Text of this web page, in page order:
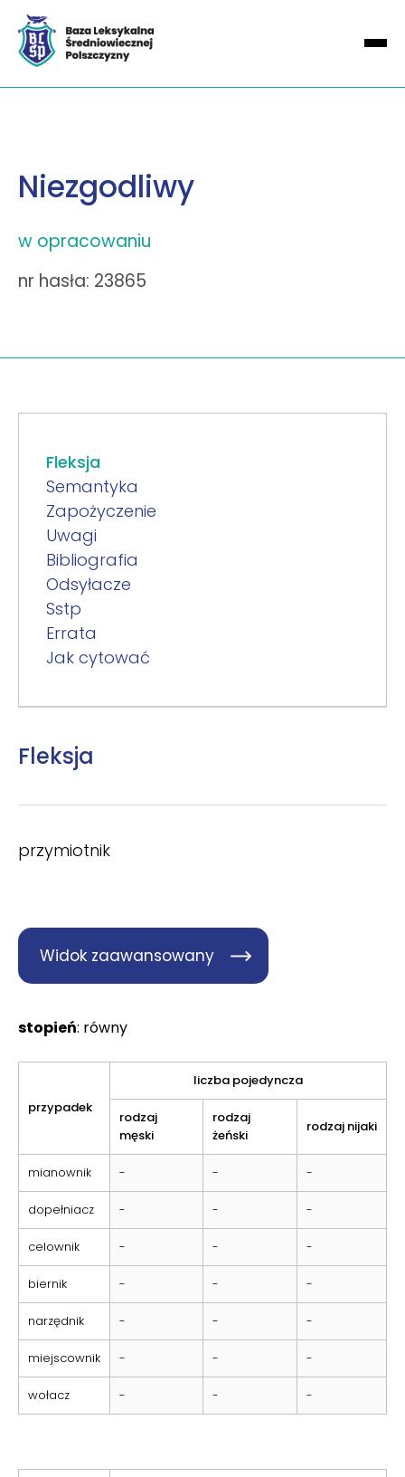
Niezgodliwy
w opracowaniu
nr hasła: 23865
Fleksja
Semantyka
Zapożyczenie
Uwagi
Bibliografia
Odsyłacze
Sstp
Errata
Jak cytować
Fleksja
przymiotnik
Widok zaawansowany
stopień: równy
przypadek
liczba pojedyncza
rodzaj
męski
rodzaj
żeński
rodzaj nijaki
mianownik - - -
dopełniacz - - -
celownik - - -
biernik - - -
narzędnik - - -
miejscownik - - -
wołacz - - -